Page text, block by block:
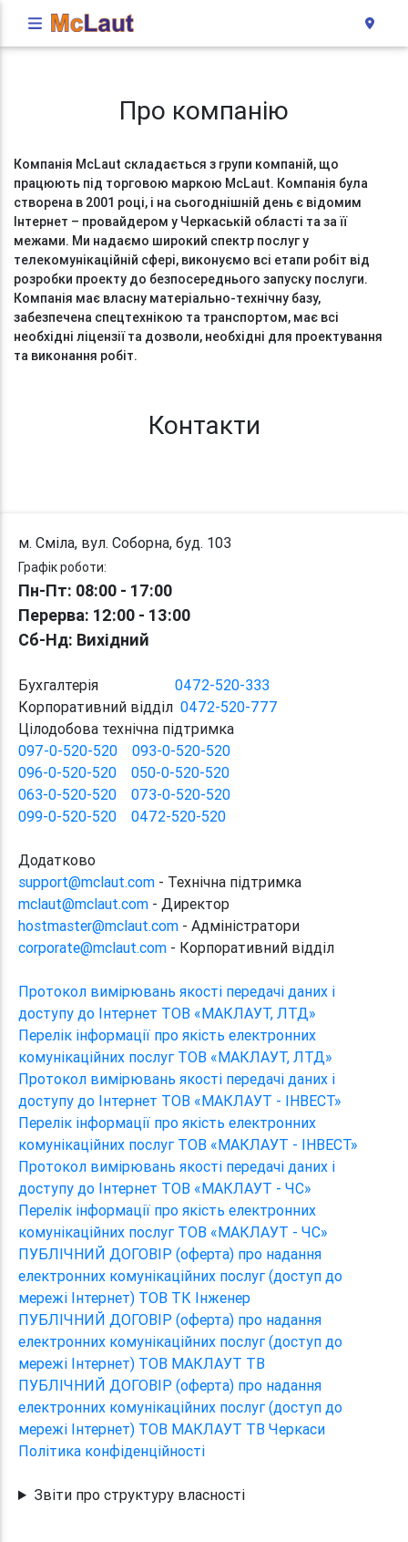
Про компанію
Компанія McLaut складається з групи компаній, що
працюють під торговою маркою McLaut. Компанія була
створена в 2001 році, і на сьогоднішній день є відомим
Інтернет – провайдером у Черкаській області та за її
межами. Ми надаємо широкий спектр послуг у
телекомунікаційній сфері, виконуємо всі етапи робіт від
розробки проекту до безпосереднього запуску послуги.
Компанія має власну матеріально-технічну базу,
забезпечена спецтехнікою та транспортом, має всі
необхідні ліцензії та дозволи, необхідні для проектування
та виконання робіт.
Контакти
м. Сміла, вул. Соборна, буд. 103
Графік роботи:
Пн-Пт: 08:00 - 17:00
Перерва: 12:00 - 13:00
Сб-Нд: Вихідний
Бухгалтерія 0472-520-333
Корпоративний відділ 0472-520-777
Цілодобова технічна підтримка
097-0-520-520
093-0-520-520
096-0-520-520
050-0-520-520
063-0-520-520
073-0-520-520
099-0-520-520
0472-520-520
Додатково
support@mclaut.com - Технічна підтримка
mclaut@mclaut.com - Директор
hostmaster@mclaut.com - Адміністратори
corporate@mclaut.com - Корпоративний відділ
Протокол вимірювань якості передачі даних і
доступу до Інтернет ТОВ «МАКЛАУТ, ЛТД»
Перелік інформації про якість електронних
комунікаційних послуг ТОВ «МАКЛАУТ, ЛТД»
Протокол вимірювань якості передачі даних і
доступу до Інтернет ТОВ «МАКЛАУТ - ІНВЕСТ»
Перелік інформації про якість електронних
комунікаційних послуг ТОВ «МАКЛАУТ - ІНВЕСТ»
Протокол вимірювань якості передачі даних і
доступу до Інтернет ТОВ «МАКЛАУТ - ЧС»
Перелік інформації про якість електронних
комунікаційних послуг ТОВ «МАКЛАУТ - ЧС»
ПУБЛІЧНИЙ ДОГОВІР (оферта) про надання
електронних комунікаційних послуг (доступ до
мережі Інтернет) ТОВ ТК Інженер
ПУБЛІЧНИЙ ДОГОВІР (оферта) про надання
електронних комунікаційних послуг (доступ до
мережі Інтернет) ТОВ МАКЛАУТ ТВ
ПУБЛІЧНИЙ ДОГОВІР (оферта) про надання
електронних комунікаційних послуг (доступ до
мережі Інтернет) ТОВ МАКЛАУТ ТВ Черкаси
Політика конфіденційності
Звіти про структуру власності